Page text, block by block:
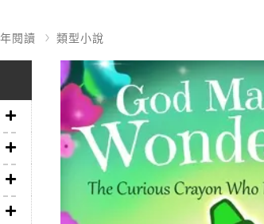
閱讀 類型小說